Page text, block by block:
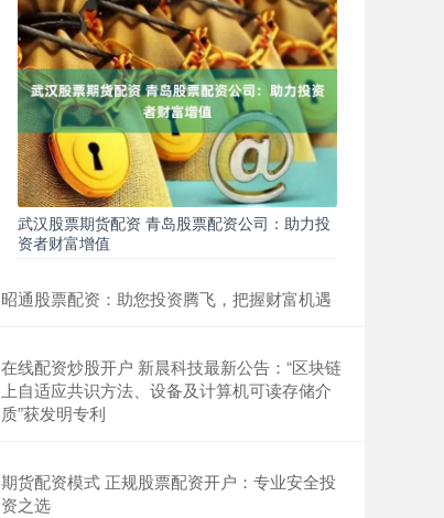
武汉股票期货配资 青岛股票配资公司：助力投
资者财富增值
昭通股票配资：助您投资腾飞，把握财富机遇
在线配资炒股开户 新晨科技最新公告：“区块链
上自适应共识方法、设备及计算机可读存储介
质”获发明专利
期货配资模式 正规股票配资开户：专业安全投
资之选